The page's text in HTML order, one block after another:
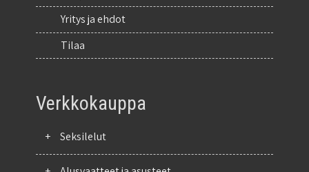
Yritys ja ehdot
Tilaa
Verkkokauppa
+ Seksilelut